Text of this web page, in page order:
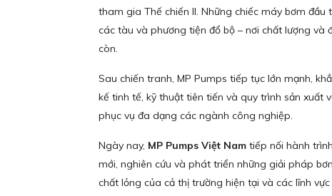
tham gia Thế chiến II. Những chiếc máy bơm
các tàu và phương tiện đổ bộ – nơi chất lượng và
còn.
Sau chiến tranh, MP Pumps tiếp tục lớn mạnh,
kế tinh tế, kỹ thuật tiên tiến và quy trình sản xuất
phục vụ đa dạng các ngành công nghiệp.
Ngày nay, MP Pumps Việt Nam tiếp nối hành
mới, nghiên cứu và phát triển những giải pháp
chất lỏng của cả thị trường hiện tại và các lĩnh vực